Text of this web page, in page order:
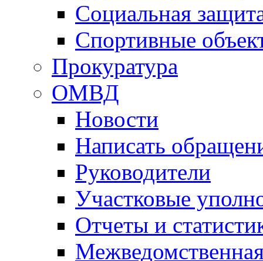
Социальная
Спортивные
Прокуратура
ОМВД
Новости
Написать
Руководители
Участковые
Отчеты и